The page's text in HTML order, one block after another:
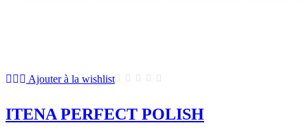
Ajouter à la wishlist
ITENA PERFECT POLISH